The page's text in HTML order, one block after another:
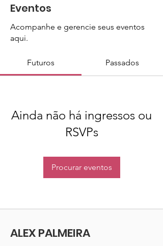
Eventos
Acompanhe e gerencie seus eventos
aqui.
Futuros Passados
Ainda não há ingressos ou
RSVPs
Procurar eventos
ALEX PALMEIRA